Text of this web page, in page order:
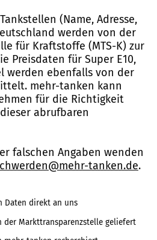
(Name, Adresse,
werden von der
für Kraftstoffe (MTS-K) zur
Preisdaten für Super E10,
werden ebenfalls von der
mehr-tanken kann
für die Richtigkeit
abrufbaren
falschen Angaben wenden
tanken.de.
Daten direkt an uns
der Markttransparenzstelle geliefert